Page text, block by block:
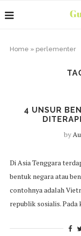
Home » perlementer
4 UNSUR
by
Di Asia Tenggara
bentuk negara atau
contohnya adalah
republik sosialis.